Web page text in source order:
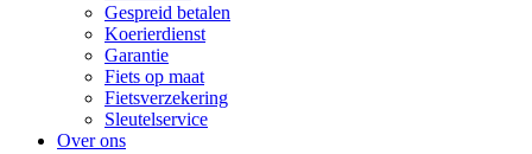
Gespreid betalen
Koerierdienst
Garantie
Fiets op maat
Fietsverzekering
Sleutelservice
Over ons